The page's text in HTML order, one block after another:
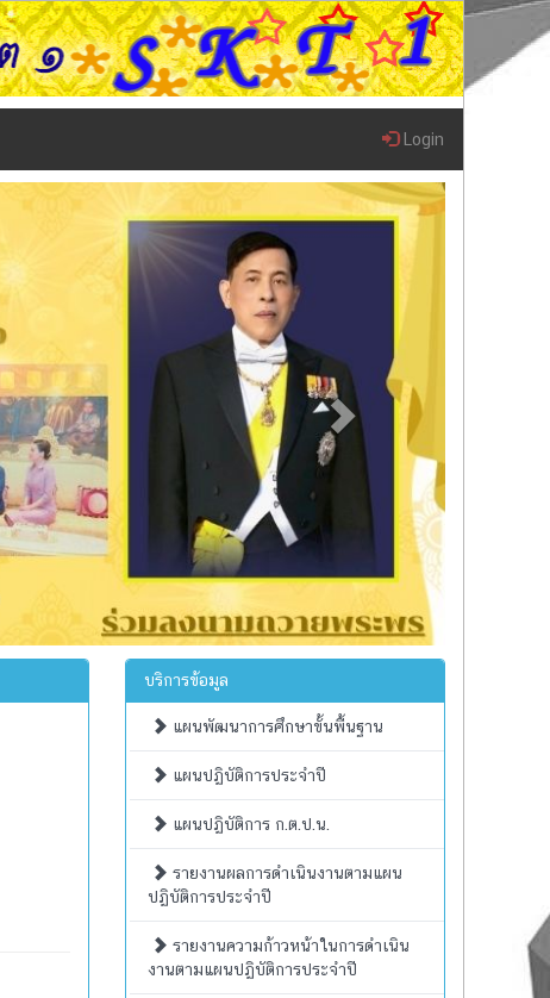
Login
Next
บริการข้อมูล
แผนพัฒนาการศึกษาขั้นพื้นฐาน
แผนปฏิบัติการประจำปี
แผนปฏิบัติการ ก.ต.ป.น.
รายงานผลการดำเนินงานตามแผน
ปฏิบัติการประจำปี
รายงานความก้าวหน้าในการดำเนิน
งานตามแผนปฏิบัติการประจำปี